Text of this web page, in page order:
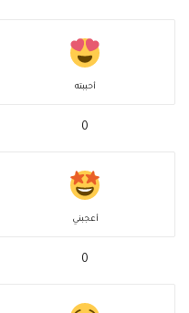
أحببته
0
أعجبني
0